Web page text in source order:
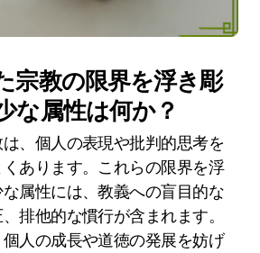
宗教の限界を浮き彫
な属性は何か？
、個人の表現や批判的思考を
あります。これらの限界を浮
属性には、教義への盲目的な
排他的な慣行が含まれます。
人の成長や道徳の発展を妨げ